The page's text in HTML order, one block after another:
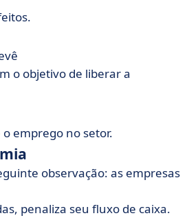
o objetivo de liberar a
emprego no setor.
observação: as empresas
penaliza seu fluxo de caixa.